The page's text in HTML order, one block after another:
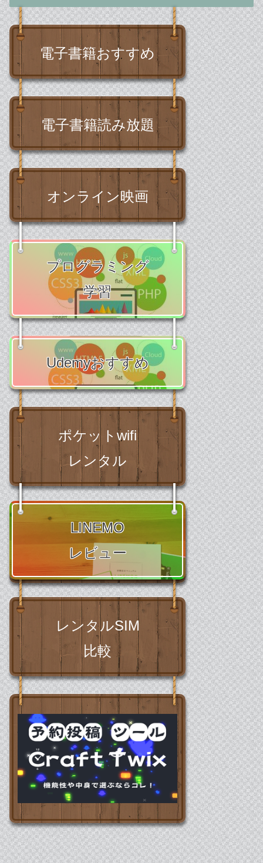
電子書籍おすすめ
電子書籍読み放題
オンライン映画
プログラミング
学習
Udemyおすすめ
ポケットwifi
レンタル
縛りなし光回線
比較
LINEMO
レビュー
レンタルSIM
比較